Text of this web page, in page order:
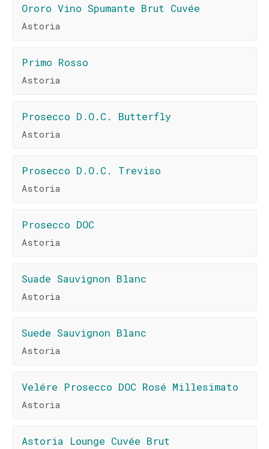
Ororo Vino Spumante Brut Cuvée
Astoria
Primo Rosso
Astoria
Prosecco D.O.C. Butterfly
Astoria
Prosecco D.O.C. Treviso
Astoria
Prosecco DOC
Astoria
Suade Sauvignon Blanc
Astoria
Suede Sauvignon Blanc
Astoria
Velére Prosecco DOC Rosé Millesimato
Astoria
Astoria Lounge Cuvée Brut